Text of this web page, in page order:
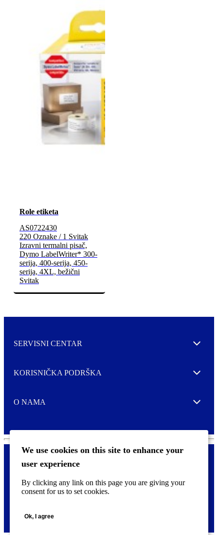
We use cookies on this site to enhance your
user experience
By clicking any link on this page you are giving your
consent for us to set cookies.
Ok, I agree
Role etiketa
AS0722430
220 Oznake / 1 Svitak
Izravni termalni pisač,
Dymo LabelWriter* 300-
serija, 400-serija, 450-
serija, 4XL, bežični
Svitak
SERVISNI CENTAR Expand
KORISNIČKA PODRŠKA Expand
O NAMA Expand
o
Pravne i tzv. Cookie obavijesti